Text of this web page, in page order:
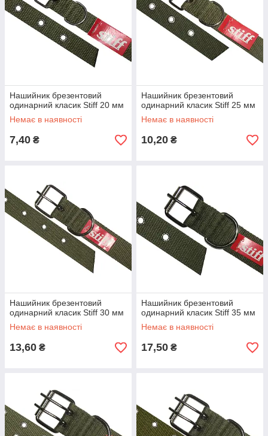
Нашийник брезентовий
одинарний класик Stiff 20 мм
Немає в наявності
7,40 ₴
Нашийник брезентовий
одинарний класик Stiff 25 мм
Немає в наявності
10,20 ₴
Нашийник брезентовий
одинарний класик Stiff 30 мм
Немає в наявності
13,60 ₴
Нашийник брезентовий
одинарний класик Stiff 35 мм
Немає в наявності
17,50 ₴